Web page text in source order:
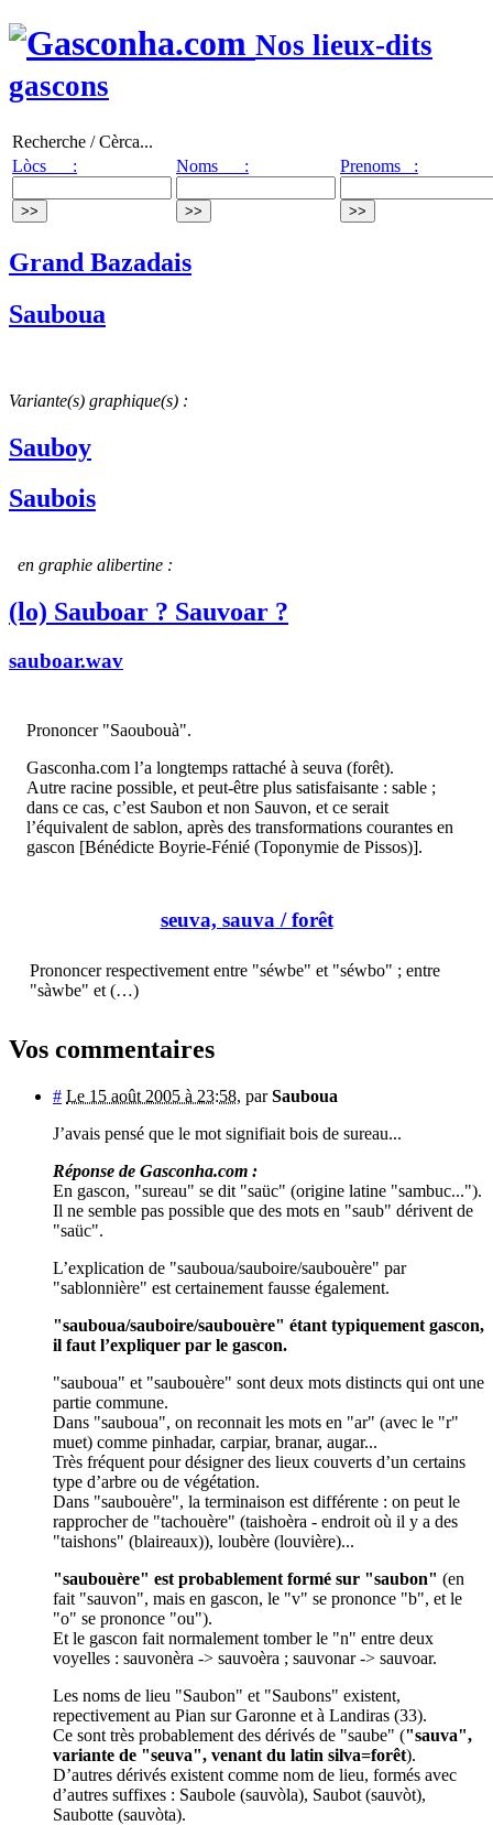
Nos lieux-dits
gascons
Recherche / Cèrca...
Lòcs :
Noms : Prenoms :
Grand Bazadais
Sauboua
Variante(s) graphique(s) :
Sauboy
Saubois
en graphie alibertine :
(lo) Sauboar ? Sauvoar ?
sauboar.wav
Prononcer "Saoubouà".
Gasconha.com l’a longtemps rattaché à seuva (forêt).
Autre racine possible, et peut-être plus satisfaisante : sable ;
dans ce cas, c’est Saubon et non Sauvon, et ce serait
l’équivalent de sablon, après des transformations courantes en
gascon [Bénédicte Boyrie-Fénié (Toponymie de Pissos)].
seuva, sauva / forêt
Prononcer respectivement entre "séwbe" et "séwbo" ; entre
"sàwbe" et (…)
Vos commentaires
# Le 15 août 2005 à 23:58, parSauboua
J’avais pensé que le mot signifiait bois de sureau...
Réponse de Gasconha.com :
En gascon, "sureau" se dit "saüc" (origine latine "sambuc...").
Il ne semble pas possible que des mots en "saub" dérivent de
"saüc".
L’explication de "sauboua/sauboire/saubouère" par
"sablonnière" est certainement fausse également.
"sauboua/sauboire/saubouère" étant typiquement gascon,
il faut l’expliquer par le gascon.
"sauboua" et "saubouère" sont deux mots distincts qui ont une
partie commune.
Dans "sauboua", on reconnait les mots en "ar" (avec le "r"
muet) comme pinhadar, carpiar, branar, augar...
Très fréquent pour désigner des lieux couverts d’un certains
type d’arbre ou de végétation.
Dans "saubouère", la terminaison est différente : on peut le
rapprocher de "tachouère" (taishoèra - endroit où il y a des
"taishons" (blaireaux)), loubère (louvière)...
"saubouère" est probablement formé sur "saubon" (en
fait "sauvon", mais en gascon, le "v" se prononce "b", et le
"o" se prononce "ou").
Et le gascon fait normalement tomber le "n" entre deux
voyelles : sauvonèra -> sauvoèra ; sauvonar -> sauvoar.
Les noms de lieu "Saubon" et "Saubons" existent,
repectivement au Pian sur Garonne et à Landiras (33).
Ce sont très probablement des dérivés de "saube" ("sauva",
variante de "seuva", venant du latin silva=forêt).
D’autres dérivés existent comme nom de lieu, formés avec
d’autres suffixes : Saubole (sauvòla), Saubot (sauvòt),
Saubotte (sauvòta).